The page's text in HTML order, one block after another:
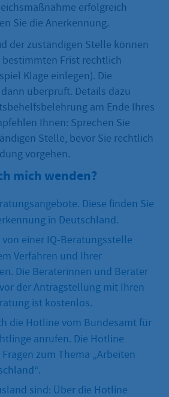
erfolgreich
Sie die Anerkennung.
der zuständigen Stelle können
Frist rechtlich
Klage einlegen). Die
überprüft. Details dazu
am Ende Ihres
Ihnen: Sprechen Sie
Stelle, bevor Sie rechtlich
vorgehen.
mich wenden?
Diese finden Sie
in Deutschland.
von einer IQ-Beratungsstelle
Verfahren und Ihrer
Die Beraterinnen und Berater
der Antragstellung mit Ihren
ist kostenlos.
die Hotline vom Bundesamt für
anrufen. Die Hotline
zum Thema „Arbeiten
sind: Über die Hotline